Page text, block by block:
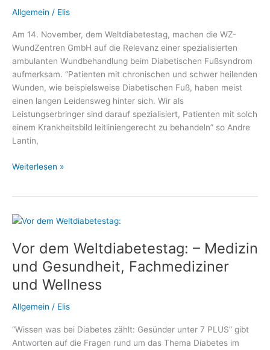
Allgemein / Elis
Am 14. November, dem Weltdiabetestag, machen die WZ-
WundZentren GmbH auf die Relevanz einer spezialisierten
ambulanten Wundbehandlung beim Diabetischen Fußsyndrom
aufmerksam. “Patienten mit chronischen und schwer heilenden
Wunden, wie beispielsweise Diabetischen Fuß, haben meist
einen langen Leidensweg hinter sich. Wir als
Leistungserbringer sind darauf spezialisiert, Patienten mit solch
einem Krankheitsbild leitliniengerecht zu behandeln” so Andre
Lantin,
Weltdiabetestag:
Fußsyndrom
Weiterlesen »
Vor dem Weltdiabetestag: – Medizin
und Gesundheit, Fachmediziner
und Wellness
Allgemein / Elis
“Wissen was bei Diabetes zählt: Gesünder unter 7 PLUS” gibt
Antworten auf die Fragen rund um das Thema Diabetes im